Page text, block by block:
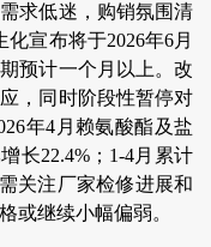
求低迷，购销氛围清
宣布将于2026年6月
预计一个月以上。改
，同时阶段性暂停对
年4月赖氨酸酯及盐
长22.4%；1-4月累计
关注厂家检修进展和
或继续小幅偏弱。